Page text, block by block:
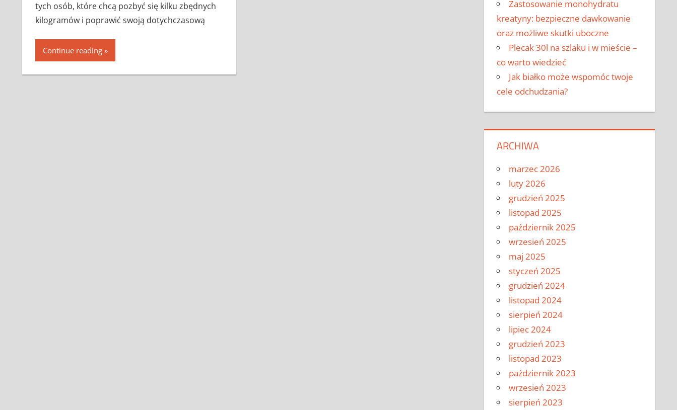
tych osób, które chcą pozbyć się kilku zbędnych
kilogramów i poprawić swoją dotychczasową
Continue reading
Zastosowanie monohydratu
kreatyny: bezpieczne dawkowanie
oraz możliwe skutki uboczne
Plecak 30l na szlaku i w mieście –
co warto wiedzieć
Jak białko może wspomóc twoje
cele odchudzania?
ARCHIWA
marzec 2026
luty 2026
grudzień 2025
listopad 2025
październik 2025
wrzesień 2025
maj 2025
styczeń 2025
grudzień 2024
listopad 2024
sierpień 2024
lipiec 2024
grudzień 2023
listopad 2023
październik 2023
wrzesień 2023
sierpień 2023